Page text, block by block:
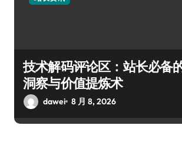
技术解码评论区：站长必备
洞察与价值提炼术
dawei 8 月 8, 2026